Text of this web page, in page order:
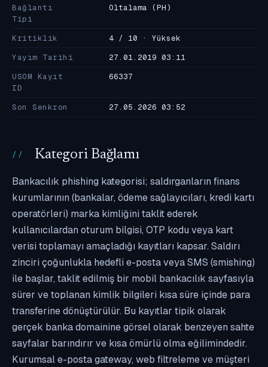
Bağlantı
Tipi
Oltalama (PH)
Kritiklik
4 / 10 · Yüksek
Yayım Tarihi
27.01.2019 03:11
USOM Kayıt
ID
66337
Son Senkron 27.05.2026 03:52
Kategori Bağlamı
Bankacılık phishing kategorisi; saldırganların finans
kurumlarının (bankalar, ödeme sağlayıcıları, kredi kartı
operatörleri) marka kimliğini taklit ederek
kullanıcılardan oturum bilgisi, OTP kodu veya kart
verisi toplamayı amaçladığı kayıtları kapsar. Saldırı
zinciri çoğunlukla hedefli e-posta veya SMS (smishing)
ile başlar, taklit edilmiş bir mobil bankacılık sayfasıyla
sürer ve toplanan kimlik bilgileri kısa süre içinde para
transferine dönüştürülür. Bu kayıtlar tipik olarak
gerçek banka domainine görsel olarak benzeyen sahte
sayfalar barındırır ve kısa ömürlü olma eğilimindedir.
Kurumsal e-posta gateway, web filtreleme ve müşteri